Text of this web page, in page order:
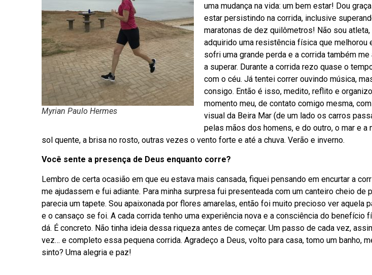
Myrian Paulo Hermes
uma mudança na vida: um bem estar! Dou
estar persistindo na corrida, inclusive
maratonas de dez quilômetros! Não sou
adquirido uma resistência física que melhorou
sofri uma grande perda e a corrida também
a superar. Durante a corrida rezo quase o
com o céu. Já tentei correr ouvindo música,
consigo. Então é isso, medito, reflito e
momento meu, de contato comigo mesma,
visual da Beira Mar (de um lado os carros
pelas mãos dos homens, e do outro, o mar e a
sol quente, a brisa no rosto, outras vezes o vento forte e até a chuva. Verão e inverno.
Você sente a presença de Deus enquanto corre?
Lembro de certa ocasião em que eu estava mais cansada, fiquei pensando em encurtar a
me ajudassem e fui adiante. Para minha surpresa fui presenteada com um canteiro cheio de
parecia um tapete. Sou apaixonada por flores amarelas, então foi muito precioso ver aquela
e o cansaço se foi. A cada corrida tenho uma experiência nova e a consciência do benefício
dá. É concreto. Não tinha ideia dessa riqueza antes de começar. Um passo de cada vez,
vez… e completo essa pequena corrida. Agradeço a Deus, volto para casa, tomo um banho,
sinto? Uma alegria e paz!